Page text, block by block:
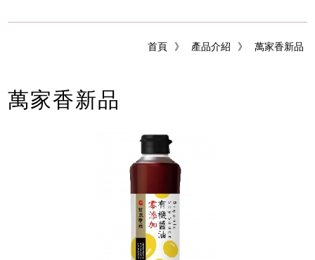
萬家香新品
》
產品介紹
》
首頁
萬家香新品